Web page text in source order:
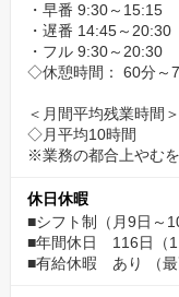
・早番 9:30～15:15
・遅番 14:45～20:30
・フル 9:30～20:30
◇休憩時間： 60分～
＜月間平均残業時間＞
◇月平均10時間
※業務の都合上やむ
休日休暇
■シフト制（月9日～
■年間休日 116日（
■有給休暇 あり （最